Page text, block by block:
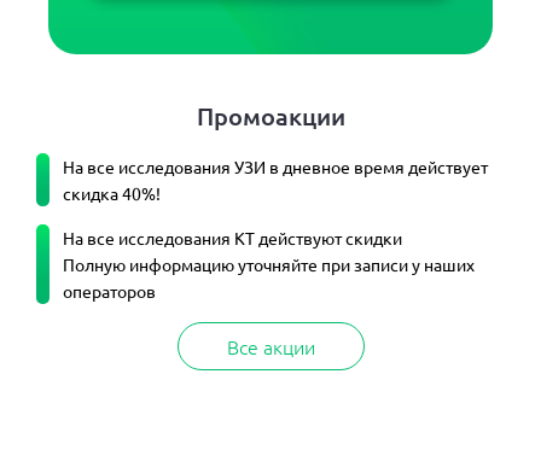
Промоакции
На все исследования УЗИ в дневное время действует
скидка 40%!
На все исследования КТ действуют скидки
Полную информацию уточняйте при записи у наших
операторов
Все акции